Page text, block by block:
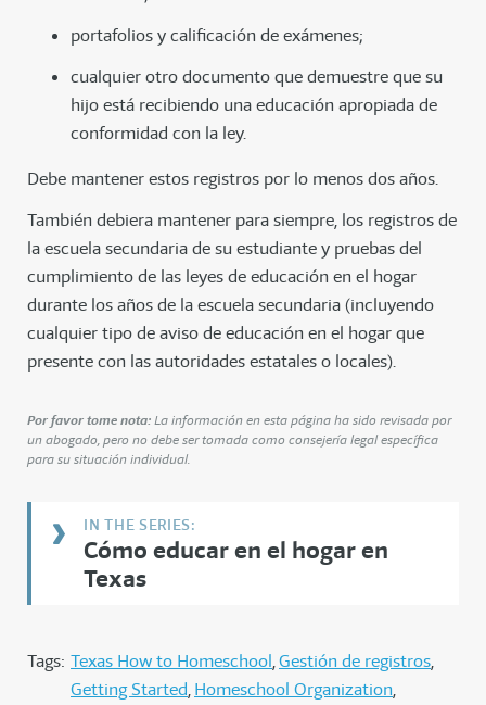
portafolios y calificación de exámenes;
cualquier otro documento que demuestre que su
hijo está recibiendo una educación apropiada de
conformidad con la ley.
Debe mantener estos registros por lo menos dos años.
También debiera mantener para siempre, los registros de
la escuela secundaria de su estudiante y pruebas del
cumplimiento de las leyes de educación en el hogar
durante los años de la escuela secundaria (incluyendo
cualquier tipo de aviso de educación en el hogar que
presente con las autoridades estatales o locales).
Por favor tome nota: La información en esta página ha sido revisada por
un abogado, pero no debe ser tomada como consejería legal específica
para su situación individual.
Cómo educar en el hogar en
Texas
Tags: Texas How to Homeschool Gestión de registros
Getting Started Homeschool Organization